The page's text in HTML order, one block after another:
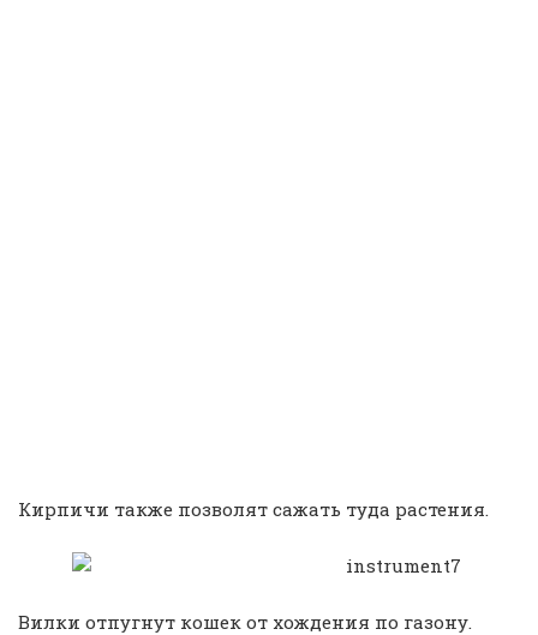
Кирпичи также позволят сажать туда растения.
Вилки отпугнут кошек от хождения по газону.